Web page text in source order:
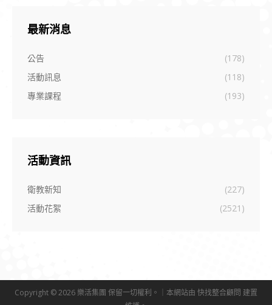
最新消息
公告
(178)
活動訊息
(118)
專業課程
(193)
活動資訊
衛教新知
(227)
活動花絮
(2521)
Copyright © 2026 樂活集團 保留一切權利。｜本網站由 快找整合顧問 建置